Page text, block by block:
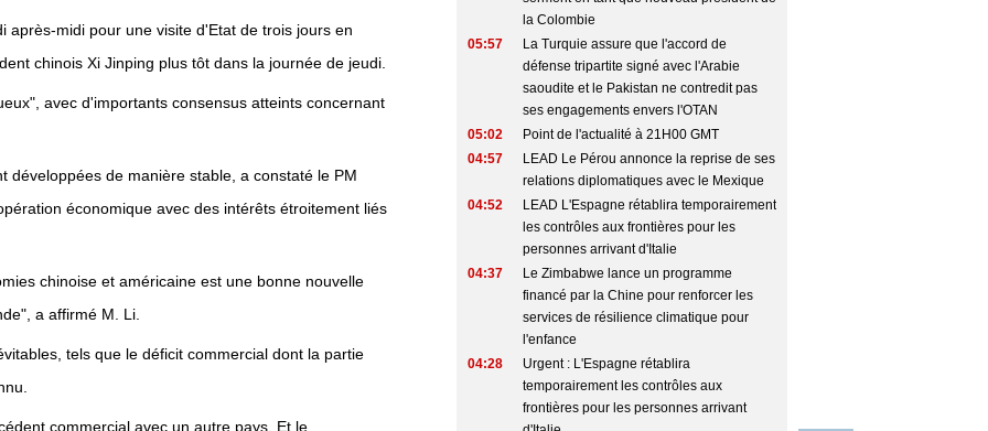
après-midi pour une visite d'Etat de trois jours en
chinois Xi Jinping plus tôt dans la journée de jeudi.
avec d'importants consensus atteints concernant
développées de manière stable, a constaté le PM
économique avec des intérêts étroitement liés
chinoise et américaine est une bonne nouvelle
a affirmé M. Li.
tels que le déficit commercial dont la partie
commercial avec un autre pays. Et le